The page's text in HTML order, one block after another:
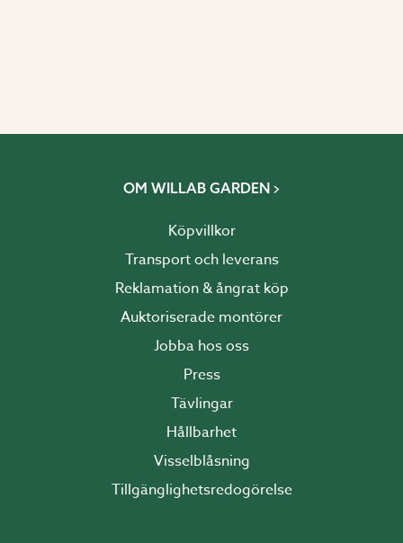
OM WILLAB GARDEN
Köpvillkor
Transport och leverans
Reklamation & ångrat köp
Auktoriserade montörer
Jobba hos oss
Press
Tävlingar
Hållbarhet
Visselblåsning
Tillgänglighetsredogörelse